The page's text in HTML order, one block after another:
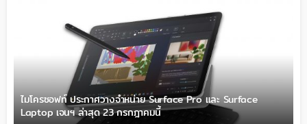
ไมโครซอฟท์ ประกาศวางจำหน่าย Surface Pro และ Surface
Laptop เจนฯ ล่าสุด 23 กรกฎาคมนี้